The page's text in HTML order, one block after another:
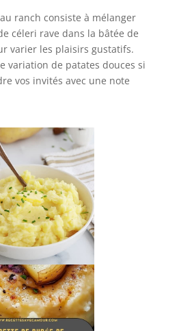
ranch consiste à mélanger
céleri rave dans la bâtée de
varier les plaisirs gustatifs.
variation de patates douces si
vos invités avec une note